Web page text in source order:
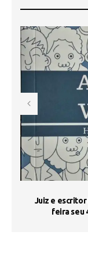
Juiz e escritor
feira seu